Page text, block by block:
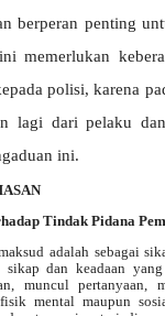
berperan penting
memerlukan
polisi, karena
lagi dari pelaku
ini.
Tindak Pidana
adalah sebagai
dan keadaan
muncul
mental maupun